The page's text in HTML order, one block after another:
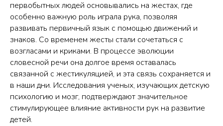
первобытных людей основывались на жестах, где
особенно важную роль играла рука, позволяя
развивать первичный язык с помощью движений и
знаков. Со временем жесты стали сочетаться с
возгласами и криками. В процессе эволюции
словесной речи она долгое время оставалась
связанной с жестикуляцией, и эта связь сохраняется и
в наши дни. Исследования ученых, изучающих детскую
психологию и мозг, подтверждают значительное
стимулирующее влияние активности рук на развитие
детей.